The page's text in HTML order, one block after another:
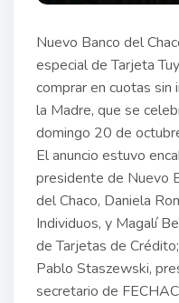
Nuevo Banco del
especial de Tarjeta
comprar en cuotas
la Madre, que se
domingo 20 de
El anuncio estuvo
presidente de Nuevo
del Chaco, Daniela
Individuos, y Magalí
de Tarjetas de
Pablo Staszewski,
secretario de